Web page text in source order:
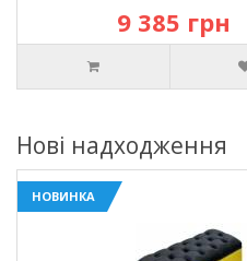
9 385 грн
Нові надходження
НОВИНКА